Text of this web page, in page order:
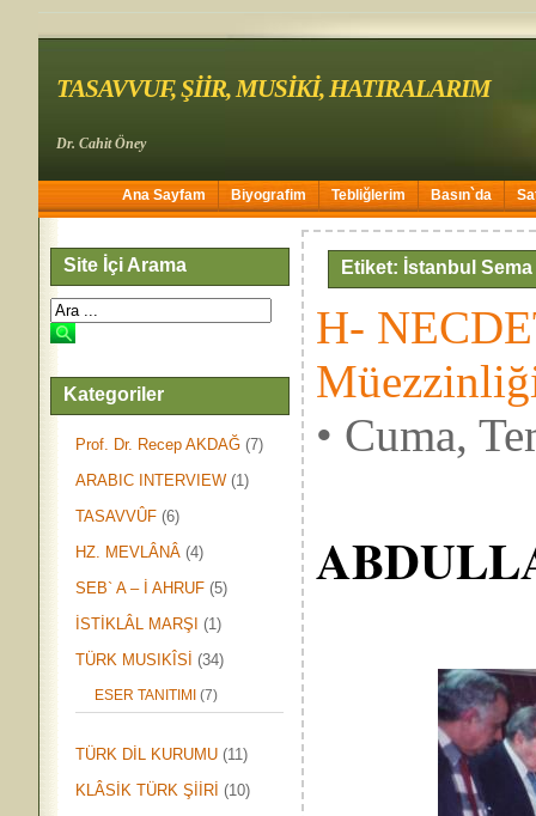
TASAVVUF, ŞİİR, MUSİKİ, HATIRALARIM
Dr. Cahit Öney
Ana Sayfam Biyografim Tebliğlerim Basın`da
Site İçi Arama
Kategoriler
Prof. Dr. Recep AKDAĞ (7)
ARABIC INTERVIEW (1)
TASAVVÛF (6)
HZ. MEVLÂNÂ (4)
SEB` A – İ AHRUF (5)
İSTİKLÂL MARŞI (1)
TÜRK MUSIKÎSİ (34)
ESER TANITIMI (7)
TÜRK DİL KURUMU (11)
KLÂSİK TÜRK ŞİİRİ (10)
Etiket: İstanbul
H-
• Cuma,